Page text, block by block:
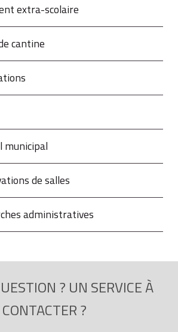
extra-scolaire
cantine
municipal
de salles
administratives
? UN SERVICE À
CONTACTER ?